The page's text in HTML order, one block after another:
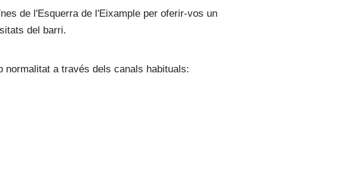
de l'Esquerra de l'Eixample per oferir-vos un
del barri.
normalitat a través dels canals habituals: